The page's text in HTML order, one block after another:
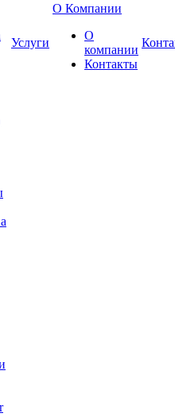
Услуги
О Компании
О
компании
Контакты